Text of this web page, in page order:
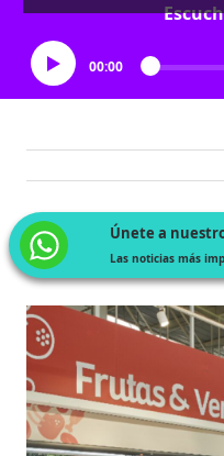
00:00
Únete a
Las noticias más